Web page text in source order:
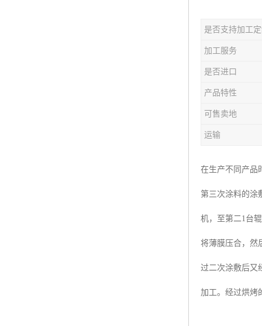
是否支持加工定
加工服务
是否进口
产品特性
可售卖地
运输
在生产不同产品
第三次涂料的涂
机，至第二1台
将薄膜压合，然
过二次涂敷后又
加工。经过烘烤